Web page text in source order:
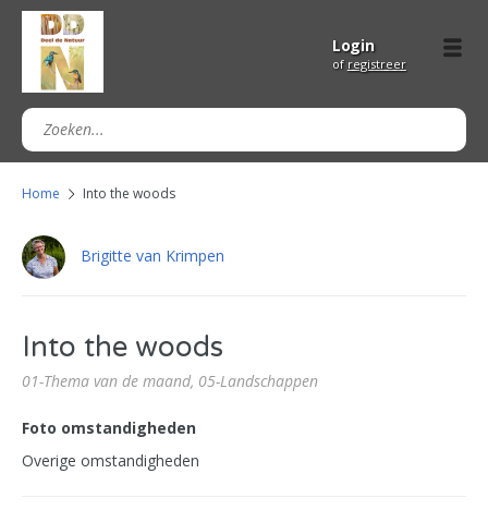
Login
of registreer
Home Into the woods
Brigitte van Krimpen
Into the woods
01-Thema van de maand, 05-Landschappen
Foto omstandigheden
Overige omstandigheden